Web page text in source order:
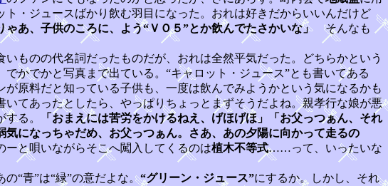
・ジュースばかり飲む羽目になった。おれは好きだからいいんだけど
ゃあ、子供のころに、よう“ＶＯ５”とか飲んでたさかいな」 そんなも
のの代名詞だったものだが、おれは全然平気だった。どちらかという
かでかと写真まで出ている。“キャロット・ジュース”とも書いてある
原料だと知っている子供も、一度は飲んでみようかという気になるかも
いてあったとしたら、やっぱりちょっとまずそうだよね。親孝行な娘が悪
る。
「おまえには苦労をかけるねえ、げほげほ」「お父っつぁん、それ
になっちゃだめ、お父っつぁん。さあ、あの夕陽に向かって走るの
と唄いながらそこへ闖入してくるのは植木不等式……って、いったいな
“青”は“緑”の意だよな。“グリーン・ジュース”にするか。しかし、それ